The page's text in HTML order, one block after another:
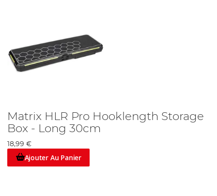
Matrix HLR Pro Hooklength Storage
Box - Long 30cm
18,99 €
Ajouter Au Panier